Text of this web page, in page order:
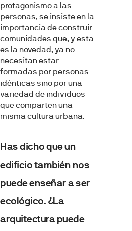
protagonismo a las
personas, se insiste en la
importancia de construir
comunidades que, y esta
es la novedad, ya no
necesitan estar
formadas por personas
idénticas sino por una
variedad de individuos
que comparten una
misma cultura urbana.
Has dicho que un
edificio también nos
puede enseñar a ser
ecológico. ¿La
arquitectura puede